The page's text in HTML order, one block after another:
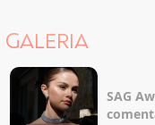
GALERIA
SAG